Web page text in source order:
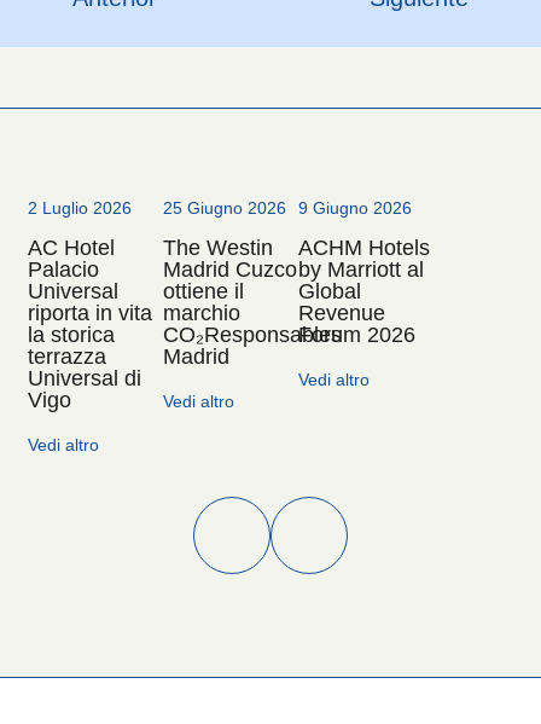
2 Luglio 2026
AC Hotel
Palacio
Universal
riporta in vita
la storica
terrazza
Universal di
Vigo
Vedi altro
25 Giugno 2026
The Westin
Madrid Cuzco
ottiene il
marchio
CO₂Responsables
Madrid
Vedi altro
9 Giugno 2026
ACHM Hotels
by Marriott al
Global
Revenue
Forum 2026
Vedi altro